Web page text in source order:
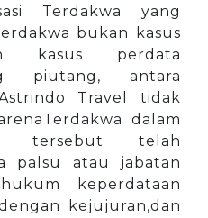
Terdakwa yang
bukan kasus
kasus perdata
piutang, antara
Travel tidak
dalam
tersebut telah
palsu atau jabatan
keperdataan
kejujuran,dan